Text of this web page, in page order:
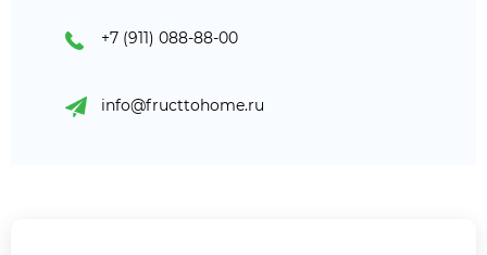
+7 (911) 088-88-00
info@fructtohome.ru